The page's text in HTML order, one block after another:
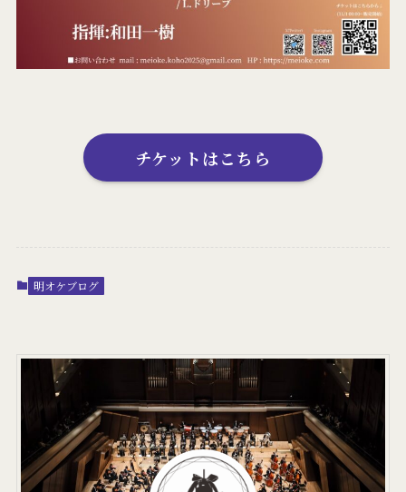
チケットはこちら
明オケブログ